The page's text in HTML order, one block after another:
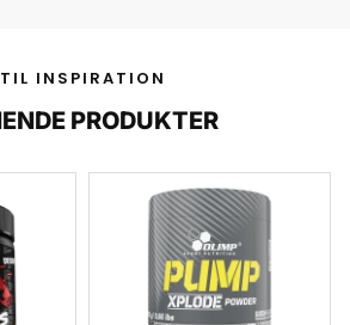
TIL INSPIRATION
PRODUKTER